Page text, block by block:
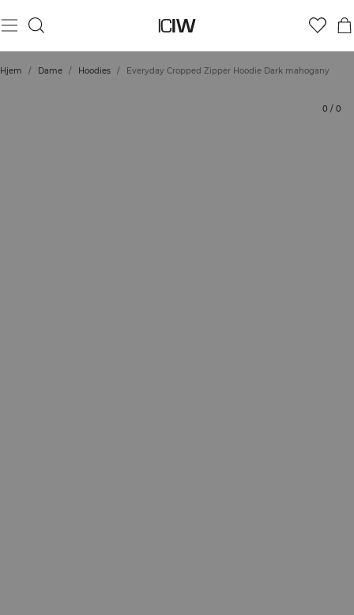
Hjem / Dame / Hoodies / Everyday Cropped Zipper Hoodie Dark mahogany
0 / 0